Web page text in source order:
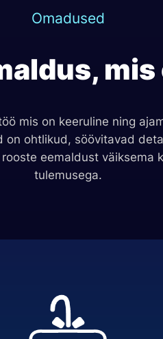
Omadused
mis
mis on keeruline ning
on ohtlikud, söövitavad
eemaldust väiksema
tulemusega.